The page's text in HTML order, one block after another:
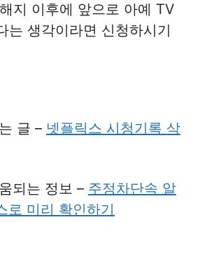
지 이후에 앞으로 아예 TV
는 생각이라면 신청하시기
글 – 넷플릭스 시청기록 삭
되는 정보 – 주정차단속 알
로 미리 확인하기